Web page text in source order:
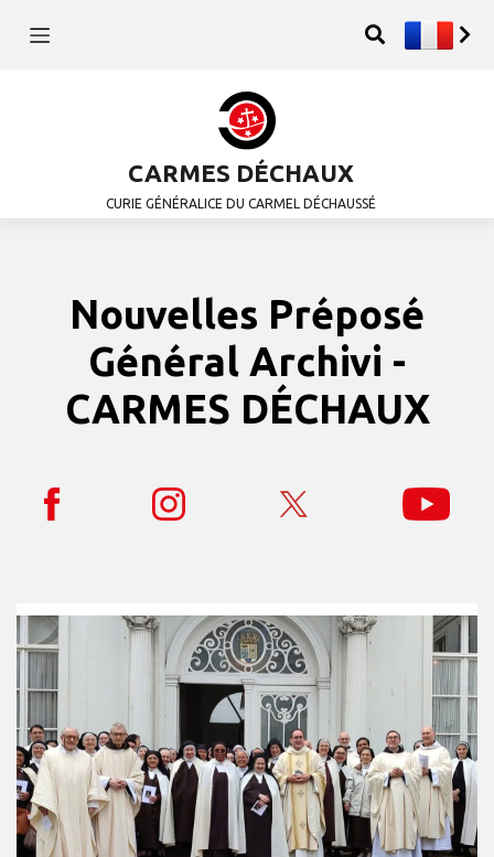
CARMES DÉCHAUX
CURIE GÉNÉRALICE DU CARMEL DÉCHAUSSÉ
Nouvelles Préposé
Général Archivi -
CARMES DÉCHAUX